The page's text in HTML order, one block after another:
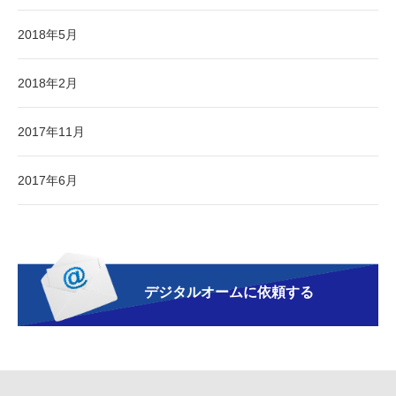
2018年5月
2018年2月
2017年11月
2017年6月
デジタルオームに依頼する